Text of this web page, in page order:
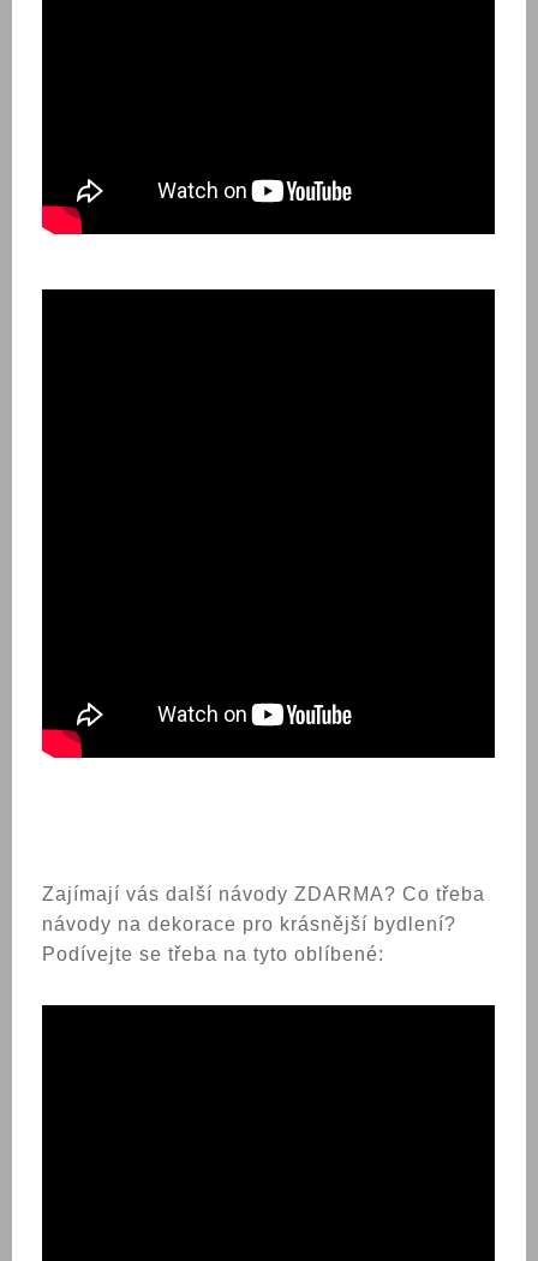
Zajímají vás další návody ZDARMA? Co třeba
návody na dekorace pro krásnější bydlení?
Podívejte se třeba na tyto oblíbené: